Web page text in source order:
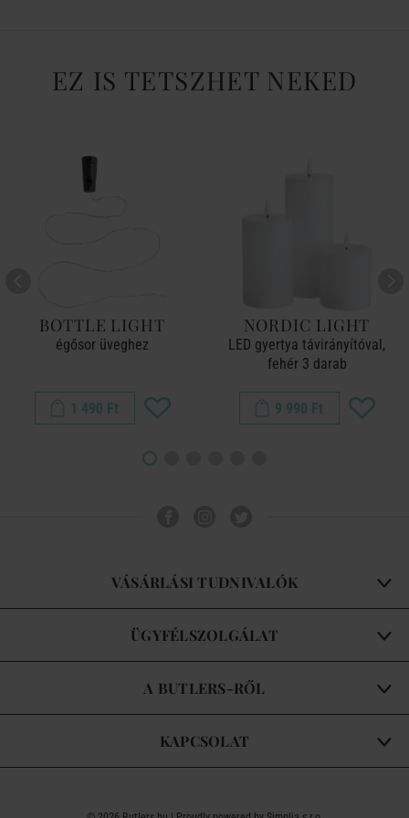
EZ IS TETSZHET NEKED
BOTTLE LIGHT
égősor üveghez
1 490 Ft
NORDIC LIGHT
LED gyertya távirányítóval,
fehér 3 darab
9 990 Ft
VÁSÁRLÁSI TUDNIVALÓK
ÜGYFÉLSZOLGÁLAT
A BUTLERS-RŐL
KAPCSOLAT